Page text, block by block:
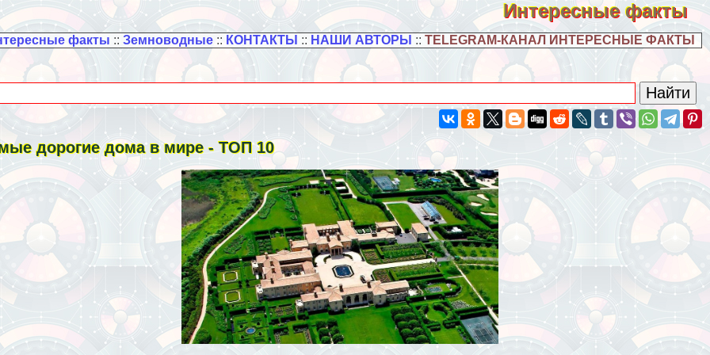
Интересные факты
факты :: Земноводные:: КОНТАКТЫ :: НАШИ АВТОРЫ :: TELEGRAM-КАНАЛ ИНТЕРЕСНЫЕ ФАКТЫ
дорогие дома в мире - ТОП 10